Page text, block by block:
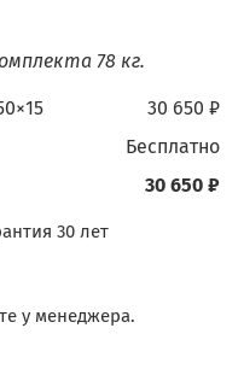
78 кг.
30 650 ₽
бесплатно
30 650 ₽
30 лет
у менеджера.